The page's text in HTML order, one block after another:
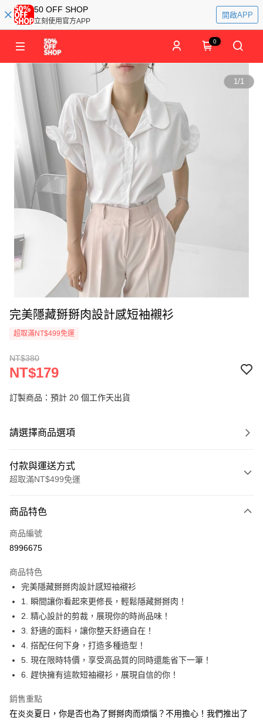
50 OFF SHOP
立刻使用官方APP
開啟APP
0
1/1
完美隱藏掰掰肉設計感短袖襯衫
超取滿NT$499免運
NT$380
NT$179
訂製商品：預計 20 個工作天出貨
請選擇商品選項
付款與運送方式
超取滿NT$499免運
信用卡一次付款
超商取貨付款
Apple Pay
街口支付
悠遊付
Google Pay
全盈+PAY
【大哥付你分期使用說明】
商品特色
商品編號
8996675
商品特色
完美隱藏掰掰肉設計感短袖襯衫
1. 瞬間讓你看起來更修長，輕鬆隱藏掰掰肉！
2. 精心設計的剪裁，展現你的時尚品味！
3. 舒適的面料，讓你整天舒適自在！
4. 搭配任何下身，打造多種造型！
5. 現在限時特價，享受高品質的同時還能省下一筆！
6. 趕快擁有這款短袖襯衫，展現自信的你！
銷售重點
在炎炎夏日，你是否也為了掰掰肉而煩惱？不用擔心！我們推出了